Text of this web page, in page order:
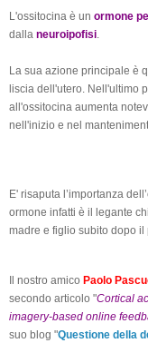
L'ossitocina è un ormone
dalla neuroipofisi
La sua azione principale è
liscia dell'utero. Nell'ultimo
all'ossitocina aumenta
nell'inizio e nel
E' risaputa l’importanza
ormone infatti è il legante
madre e figlio subito dopo il
Il nostro amico Paolo
secondo articolo "Cortical
imagery-based online
suo blog "Questione della